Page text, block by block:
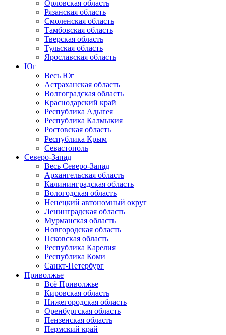
Орловская область
Рязанская область
Смоленская область
Тамбовская область
Тверская область
Тульская область
Ярославская область
Юг
Весь Юг
Астраханская область
Волгоградская область
Краснодарский край
Республика Адыгея
Республика Калмыкия
Ростовская область
Республика Крым
Севастополь
Северо-Запад
Весь Северо-Запад
Архангельская область
Калининградская область
Вологодская область
Ненецкий автономный округ
Ленинградская область
Мурманская область
Новгородская область
Псковская область
Республика Карелия
Республика Коми
Санкт-Петербург
Приволжье
Всё Приволжье
Кировская область
Нижегородская область
Оренбургская область
Пензенская область
Пермский край